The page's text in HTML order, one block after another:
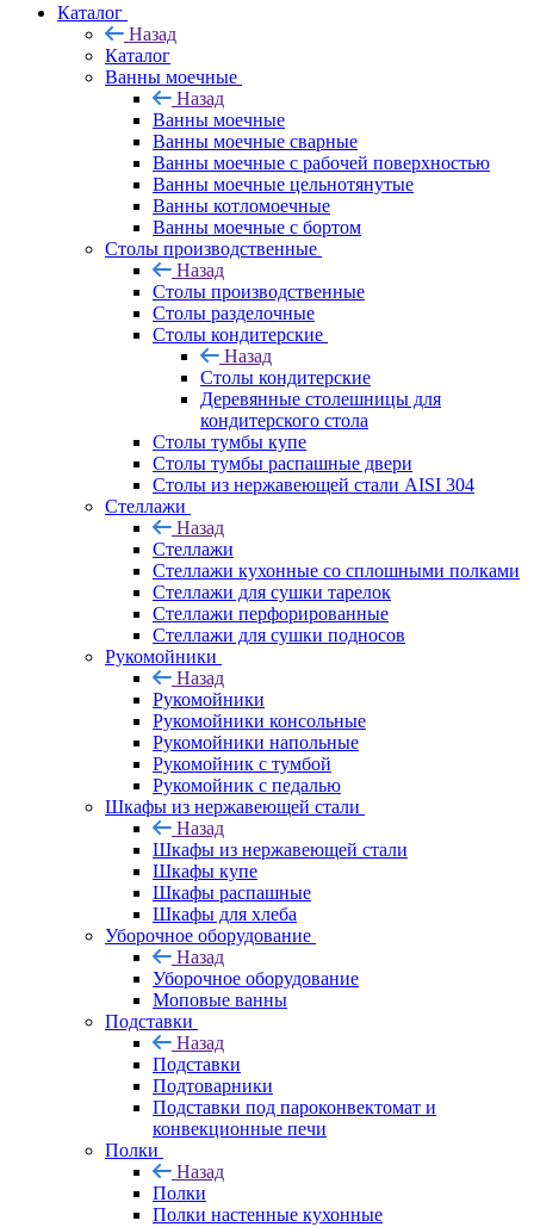
Каталог
Назад
Каталог
Ванны моечные
Назад
Ванны моечные
Ванны моечные сварные
Ванны моечные с рабочей поверхностью
Ванны моечные цельнотянутые
Ванны котломоечные
Ванны моечные с бортом
Столы производственные
Назад
Столы производственные
Столы разделочные
Столы кондитерские
Назад
Столы кондитерские
Деревянные столешницы для
кондитерского стола
Столы тумбы купе
Столы тумбы распашные двери
Столы из нержавеющей стали AISI 304
Стеллажи
Назад
Стеллажи
Стеллажи кухонные со сплошными полками
Стеллажи для сушки тарелок
Стеллажи перфорированные
Стеллажи для сушки подносов
Рукомойники
Назад
Рукомойники
Рукомойники консольные
Рукомойники напольные
Рукомойник с тумбой
Рукомойник с педалью
Шкафы из нержавеющей стали
Назад
Шкафы из нержавеющей стали
Шкафы купе
Шкафы распашные
Шкафы для хлеба
Уборочное оборудование
Назад
Уборочное оборудование
Моповые ванны
Подставки
Назад
Подставки
Подтоварники
Подставки под пароконвектомат и
конвекционные печи
Полки
Назад
Полки
Полки настенные кухонные